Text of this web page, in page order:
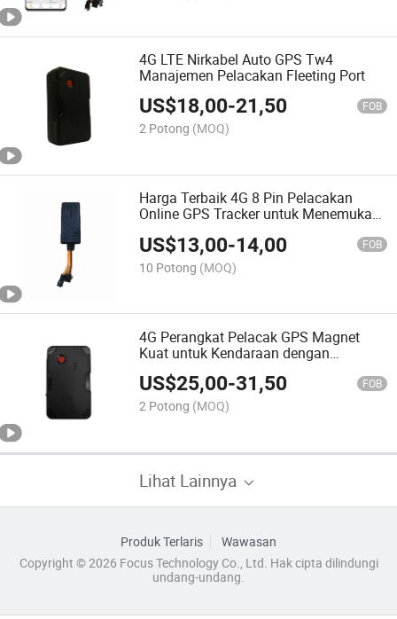
4G LTE Nirkabel Auto GPS Tw4
Manajemen Pelacakan Fleeting Port
US$18,00-21,50 FOB
2 Potong (MOQ)
Harga Terbaik 4G 8 Pin Pelacakan
Online GPS Tracker untuk Menemukan
US$13,00-14,00 FOB
10 Potong (MOQ)
4G Perangkat Pelacak GPS Magnet
Kuat untuk Kendaraan dengan
10000mAh Daya Tahan Lama
US$25,00-31,50 FOB
2 Potong (MOQ)
Lihat Lainnya
Produk Terlaris
Wawasan
Copyright © 2026 Focus Technology Co., Ltd. Hak cipta dilindungi
undang-undang.